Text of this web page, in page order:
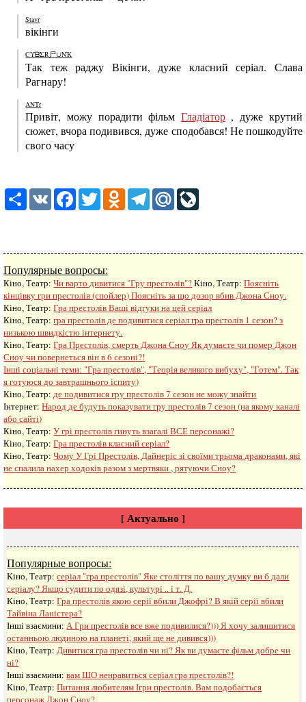
Stavr
вікінги
CΥᗷΣR尸∪NҠ
Так теж раджу Вікінги, дуже класний серіал. Слава
Рагнару!
ANTr
Привіт, можу порадити фільм Гладіатор, дуже крутий
сюжет, вчора подивився, дуже сподобався! Не пошкодуйте
свого часу
ShareVK FacebookTwitterOdnoklassniki
TelegramMail.Ru
Популярные вопросы:
Кіно, Театр:Чи варто дивитися "Гру престолів"?Кіно, Театр:Поясніть
кінцівку гри престолів (спойлер) Поясніть за що дозор вбив Джона Сноу.
Кіно, Театр:Гра престолів Ваші відгуки на цей серіал
Кіно, Театр:гра престолів де подивитися серіал гра престолів 1 сезон? з
низькою швидкістю інтернету.
Кіно, Театр:Гра Престолів, смерть Джона Сноу Як думаєте чи помер Джон
Сноу чи повернеться він в 6 сезоні?!
Інші соціальні теми: "Гра престолів", "Теорія великого вибуху", "Готем". Так
я готуюся до завтрашнього іспиту)
Кіно, Театр:де подивитися гру престолів 7 сезон не можу знайти
Інтернет:Народ де будуть показувати гру престолів 7 сезон (на якому каналі
або сайті)
Кіно, Театр:У грі престолів гинуть взагалі ВСЕ персонажі?
Кіно, Театр:Гра престолів класний серіал?
Кіно, Театр:Чому У Грі Престолів, Дайнеріс зі своїми трьома драконами, які
не спалила нахер ходоків разом з мертвяки , рятуючи Сноу?
[ Актуально ]
Популярные вопросы:
Кіно, Театр:серіал "гра престолів" Яке століття по вашу думку ви б дали
серіалу? Якщо судити по одязі, культурі .. і т. Д.
Кіно, Театр:Гра престолів якою серії вбили Джофрі? В якій серії вбили
Тайвіна Ланістера?
Інші взаємини: А Гри престолів все вже подивилися?))) Я хочу залишитися
останньою людиною на планеті, який ще не дивився)))
Кіно, Театр: Дивитися гра престолів чи ні? Як ви думаєте фільм добре чи
ні?
Інші взаємини:вам ШО ненравиться серіал гра престолів?!
Кіно, Театр:Питання любителям Ігри престолів. Вам подобається
персонаж Джон Сноу?